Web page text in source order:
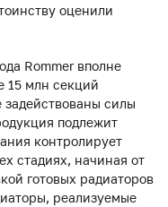
оценили
Rommer вполне
15 млн секций
задействованы силы
подлежит
контролирует
стадиях, начиная от
готовых радиаторов
реализуемые